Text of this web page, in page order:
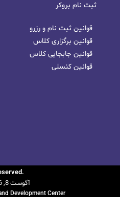
ثبت نام بروکر
قوانین ثبت نام و رزرو
قوانین برگزاری کلاس
قوانین جابجایی کلاس
قوانین کنسلی
.All rights-reserved
آگوست 8, 2026 4:17 ق.ظ
Development Center